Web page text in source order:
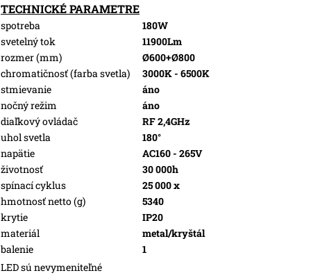
TECHNICKÉ PARAMETRE
spotreba
180W
svetelný tok
11900Lm
rozmer (mm)
Ø600+Ø800
chromatičnosť (farba svetla)
3000K - 6500K
stmievanie
áno
nočný režim
áno
diaľkový ovládač
RF 2,4GHz
uhol svetla
180°
napätie
AC160 - 265V
životnosť
30 000h
spínací cyklus
25 000 x
hmotnosť netto (g)
5340
krytie
IP20
materiál
metal/kryštál
balenie
1
LED sú nevymeniteľné